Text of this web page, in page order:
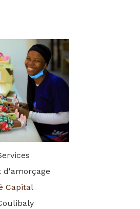
d'amorçage
Capital